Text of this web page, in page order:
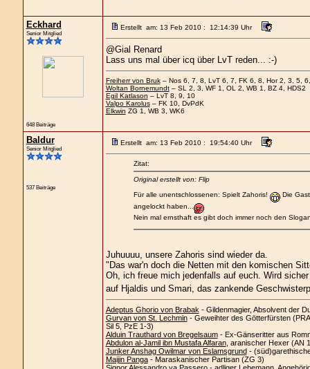
Eckhard
Senior Mitglied
648 Beiträge
Erstellt am: 13 Feb 2010 : 12:14:39 Uhr
@Gial Renard
Lass uns mal über icq über LvT reden... :-)
Freiherr von Bruk– Nos 6, 7, 8, LvT 6, 7, FK 6, 8, Hor 2, 3, 5,
Woltan Bornemundt– SL 2, 3, WF 1, OL 2, WB 1, BZ 4, HDS2
Egil Katlason – LvT 8, 9, 10
Valpo Karolus– FK 10, DvPdK
Elkwin ZG 1, WB 3, WK6
Baldur
Senior Mitglied
537 Beiträge
Erstellt am: 13 Feb 2010 : 19:54:40 Uhr
Zitat:
Original erstellt von: Flip
Für alle unentschlossenen: Spielt Zahoris!
Die
angelockt haben...
Nein mal ernsthaft es gibt doch immer noch den
Juhuuuu, unsere Zahoris sind wieder da.
"Das war'n doch die Netten mit den komischen
Oh, ich freue mich jedenfalls auf euch. Wird
auf Hjaldis und Smari, das zankende
Adeptus Ghorio von Brabak - Gildenmagier, Absolvent der
Gurvan von St. Lechmin- Geweihter des Götterfürsten
Sil 5, PzE 1-3)
Alduin Trauthard von Bregelsaum- Ex-Gänseritter aus
Abdulon al-Jamil ibn Mustafa Alfaran, aranischer Hexer (AN
Junker Anshag Owilmar von Eslamsgrund-
Maijin Panga- Maraskanischer Partisan (ZG 3)